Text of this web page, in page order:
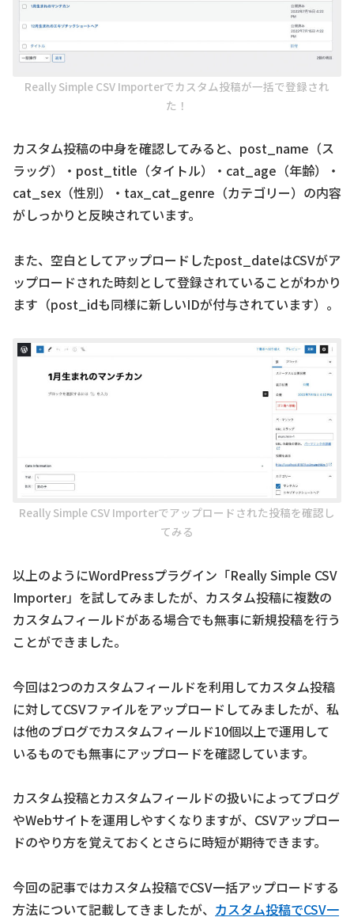
Really Simple CSV Importerでカスタム投稿が一括で登録され
た！
カスタム投稿の中身を確認してみると、post_name（ス
ラッグ）・post_title（タイトル）・cat_age（年齢）・
cat_sex（性別）・tax_cat_genre（カテゴリー）の内容
がしっかりと反映されています。
また、空白としてアップロードしたpost_dateはCSVがア
ップロードされた時刻として登録されていることがわかり
ます（post_idも同様に新しいIDが付与されています）。
Really Simple CSV Importerでアップロードされた投稿を確認し
てみる
以上のようにWordPressプラグイン「Really Simple CSV
Importer」を試してみましたが、カスタム投稿に複数の
カスタムフィールドがある場合でも無事に新規投稿を行う
ことができました。
今回は2つのカスタムフィールドを利用してカスタム投稿
に対してCSVファイルをアップロードしてみましたが、私
は他のブログでカスタムフィールド10個以上で運用して
いるものでも無事にアップロードを確認しています。
カスタム投稿とカスタムフィールドの扱いによってブログ
やWebサイトを運用しやすくなりますが、CSVアップロー
ドのやり方を覚えておくとさらに時短が期待できます。
今回の記事ではカスタム投稿でCSV一括アップロードする
方法について記載してきましたが、 カスタム投稿でCSV一